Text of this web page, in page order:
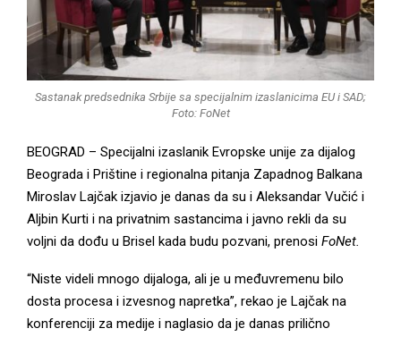
M
E
U
Sastanak predsednika Srbije sa specijalnim izaslanicima EU i SAD;
Foto: FoNet
BEOGRAD – Specijalni izaslanik Evropske unije za dijalog
Beograda i Prištine i regionalna pitanja Zapadnog Balkana
Miroslav Lajčak izjavio je danas da su i Aleksandar Vučić i
Aljbin Kurti i na privatnim sastancima i javno rekli da su
voljni da dođu u Brisel kada budu pozvani, prenosi FoNet.
“Niste videli mnogo dijaloga, ali je u međuvremenu bilo
dosta procesa i izvesnog napretka”, rekao je Lajčak na
konferenciji za medije i naglasio da je danas prilično